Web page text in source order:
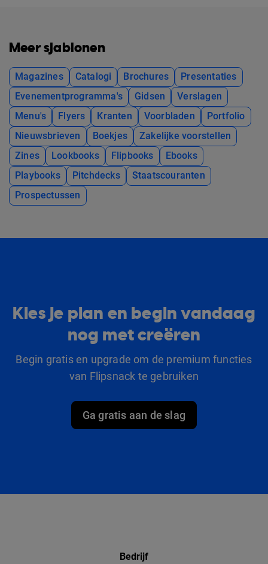
Meer sjablonen
Magazines Catalogi Brochures
Presentaties
Evenementprogramma's
Gidsen
Verslagen
Menu's
Flyers Kranten Voorbladen
Portfolio
Nieuwsbrieven
Boekjes
Zakelijke voorstellen
Zines
Lookbooks Flipbooks
Ebooks
Playbooks
Pitchdecks
Staatscouranten
Prospectussen
Kies je plan en begin vandaag
nog met creëren
Begin gratis en upgrade om de premium functies
van Flipsnack te gebruiken
Ga gratis aan de slag
Bedrijf